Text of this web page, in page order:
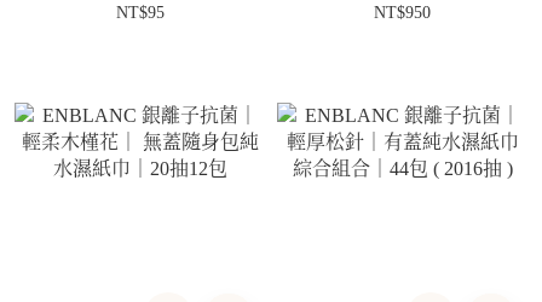
紙巾｜72抽
NT$95
紙巾｜72抽10包
NT$950